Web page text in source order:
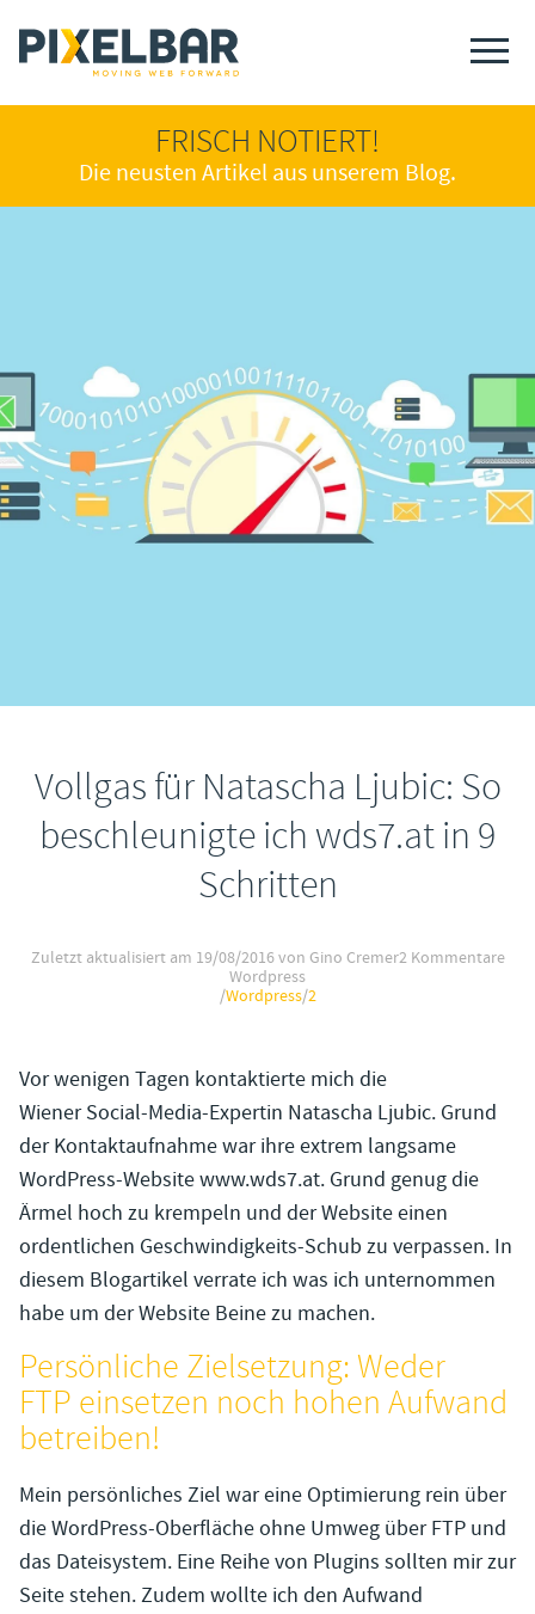
FRISCH NOTIERT!
Die neusten Artikel aus unserem Blog.
Vollgas für Natascha Ljubic: So
beschleunigte ich wds7.at in 9
Schritten
Zuletzt aktualisiert am 19/08/2016von Gino Cremer2 Kommentare
Wordpress
/Wordpress/2
Vor wenigen Tagen kontaktierte mich die
Wiener Social-Media-Expertin Natascha Ljubic. Grund
der Kontaktaufnahme war ihre extrem langsame
WordPress-Website www.wds7.at. Grund genug die
Ärmel hoch zu krempeln und der Website einen
ordentlichen Geschwindigkeits-Schub zu verpassen. In
diesem Blogartikel verrate ich was ich unternommen
habe um der Website Beine zu machen.
Persönliche Zielsetzung: Weder
FTP einsetzen noch hohen Aufwand
betreiben!
Mein persönliches Ziel war eine Optimierung rein über
die WordPress-Oberfläche ohne Umweg über FTP und
das Dateisystem. Eine Reihe von Plugins sollten mir zur
Seite stehen. Zudem wollte ich den Aufwand